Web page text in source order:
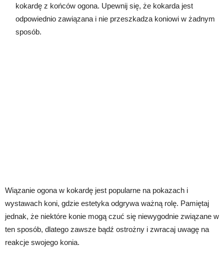
kokardę z końców ogona. Upewnij się, że kokarda jest
odpowiednio zawiązana i nie przeszkadza koniowi w żadnym
sposób.
Wiązanie ogona w kokardę jest popularne na pokazach i
wystawach koni, gdzie estetyka odgrywa ważną rolę. Pamiętaj
jednak, że niektóre konie mogą czuć się niewygodnie związane w
ten sposób, dlatego zawsze bądź ostrożny i zwracaj uwagę na
reakcje swojego konia.